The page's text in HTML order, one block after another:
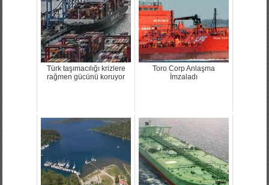
Türk taşımacılığı krizlere
rağmen gücünü koruyor
Toro Corp Anlaşma
İmzaladı